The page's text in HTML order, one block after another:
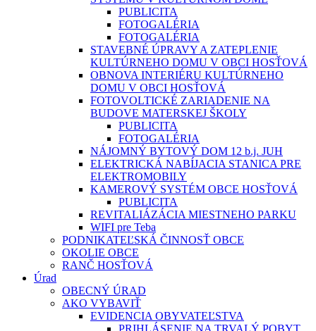
PUBLICITA
FOTOGALÉRIA
FOTOGALÉRIA
STAVEBNÉ ÚPRAVY A ZATEPLENIE
KULTÚRNEHO DOMU V OBCI HOSŤOVÁ
OBNOVA INTERIÉRU KULTÚRNEHO
DOMU V OBCI HOSŤOVÁ
FOTOVOLTICKÉ ZARIADENIE NA
BUDOVE MATERSKEJ ŠKOLY
PUBLICITA
FOTOGALÉRIA
NÁJOMNÝ BYTOVÝ DOM 12 b.j. JUH
ELEKTRICKÁ NABÍJACIA STANICA PRE
ELEKTROMOBILY
KAMEROVÝ SYSTÉM OBCE HOSŤOVÁ
PUBLICITA
REVITALIÁZÁCIA MIESTNEHO PARKU
WIFI pre Teba
PODNIKATEĽSKÁ ČINNOSŤ OBCE
OKOLIE OBCE
RANČ HOSŤOVÁ
Úrad
OBECNÝ ÚRAD
AKO VYBAVIŤ
EVIDENCIA OBYVATEĽSTVA
PRIHLÁSENIE NA TRVALÝ POBYT